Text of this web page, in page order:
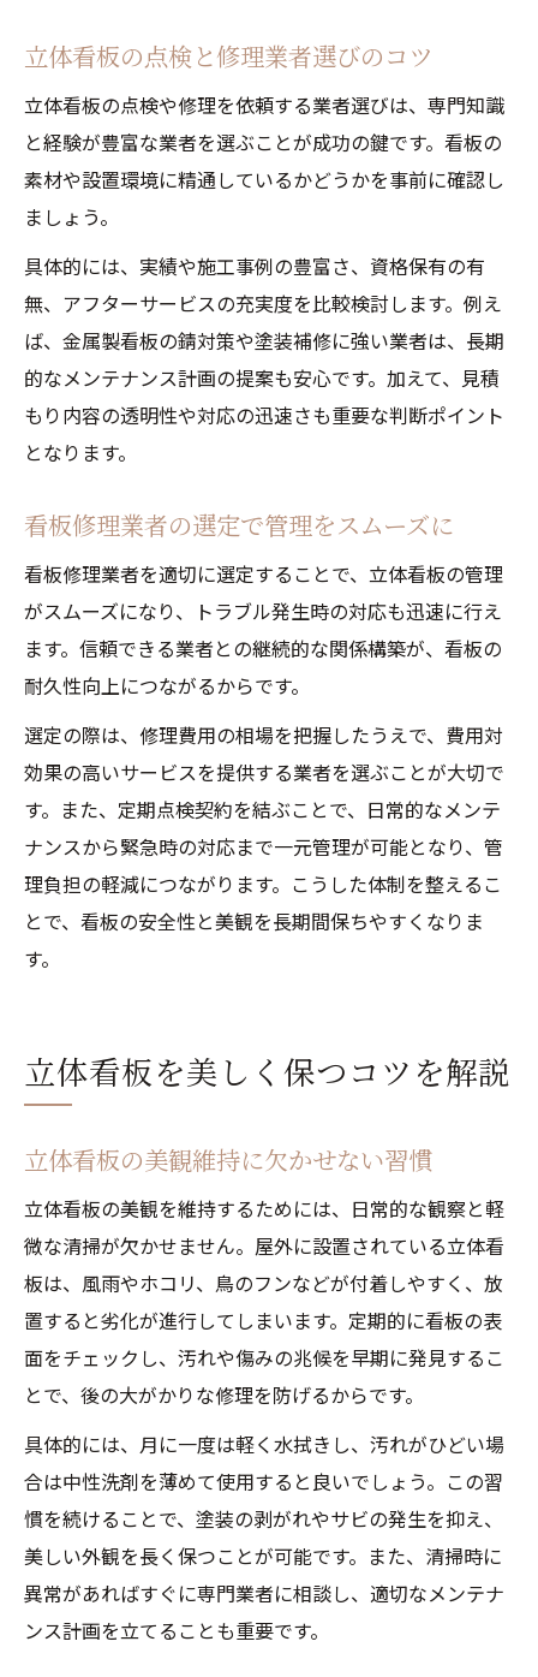
立体看板の点検と修理業者選びのコツ
立体看板の点検や修理を依頼する業者選びは、専門知識
と経験が豊富な業者を選ぶことが成功の鍵です。看板の
素材や設置環境に精通しているかどうかを事前に確認し
ましょう。
具体的には、実績や施工事例の豊富さ、資格保有の有
無、アフターサービスの充実度を比較検討します。例え
ば、金属製看板の錆対策や塗装補修に強い業者は、長期
的なメンテナンス計画の提案も安心です。加えて、見積
もり内容の透明性や対応の迅速さも重要な判断ポイント
となります。
看板修理業者の選定で管理をスムーズに
看板修理業者を適切に選定することで、立体看板の管理
がスムーズになり、トラブル発生時の対応も迅速に行え
ます。信頼できる業者との継続的な関係構築が、看板の
耐久性向上につながるからです。
選定の際は、修理費用の相場を把握したうえで、費用対
効果の高いサービスを提供する業者を選ぶことが大切で
す。また、定期点検契約を結ぶことで、日常的なメンテ
ナンスから緊急時の対応まで一元管理が可能となり、管
理負担の軽減につながります。こうした体制を整えるこ
とで、看板の安全性と美観を長期間保ちやすくなりま
す。
立体看板を美しく保つコツを解説
立体看板の美観維持に欠かせない習慣
立体看板の美観を維持するためには、日常的な観察と軽
微な清掃が欠かせません。屋外に設置されている立体看
板は、風雨やホコリ、鳥のフンなどが付着しやすく、放
置すると劣化が進行してしまいます。定期的に看板の表
面をチェックし、汚れや傷みの兆候を早期に発見するこ
とで、後の大がかりな修理を防げるからです。
具体的には、月に一度は軽く水拭きし、汚れがひどい場
合は中性洗剤を薄めて使用すると良いでしょう。この習
慣を続けることで、塗装の剥がれやサビの発生を抑え、
美しい外観を長く保つことが可能です。また、清掃時に
異常があればすぐに専門業者に相談し、適切なメンテナ
ンス計画を立てることも重要です。